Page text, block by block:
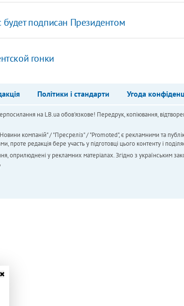
подписан Президентом
гонки
Політики і стандарти Угода
на LB.ua обов'язкове! Передрук, копіювання,
компаній" / "Пресреліз" / "Promoted", є рекламними та
редакція бере участь у підготовці цього контенту і
оприлюднені у рекламних матеріалах. Згідно з українським